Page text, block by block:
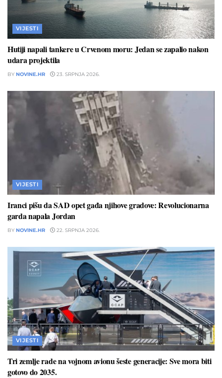
VIJESTI
Hutiji napali tankere u Crvenom moru: Jedan se zapalio nakon
udara projektila
BY NOVINE.HR 23. SRPNJA 2026.
VIJESTI
Iranci pišu da SAD opet gađa njihove gradove: Revolucionarna
garda napala Jordan
BY NOVINE.HR 22. SRPNJA 2026.
VIJESTI
Tri zemlje rade na vojnom avionu šeste generacije: Sve mora biti
gotovo do 2035.